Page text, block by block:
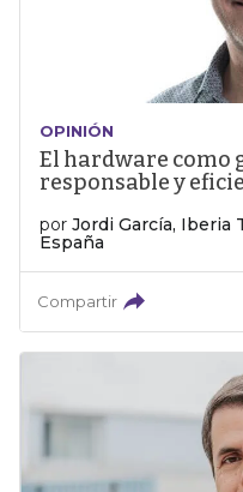
OPINIÓN
El hardware como
responsable y
por Jordi García, Iberia
España
Compartir